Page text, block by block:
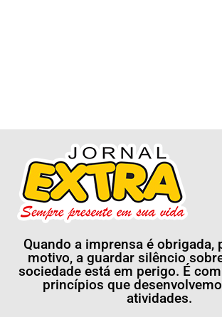
Quando a imprensa é obrigada,
motivo, a guardar silêncio
sociedade está em perigo. É
princípios que
atividades.